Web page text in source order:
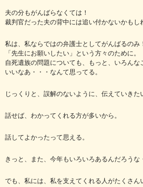
夫の分もがんばらなくては！
裁判官だった夫の背中には追い付かないかもし
私は、私ならではの弁護士としてがんばるのみ
「先生にお願いしたい」という方々のために。
自死遺族の問題についても、もっと、いろんな
いいなあ・・・なんて思ってる。
じっくりと、誤解のないように、伝えていきた
話せば、わかってくれる方が多いから。
話してよかったって思える。
きっと、また、今年もいろいろあるんだろうな
でも、私には、私を支えてくれる人がたくさん